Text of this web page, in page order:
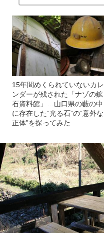
15年間めくられていないカレ
ンダーが残された「ナゾの鉱
石資料館」…山口県の藪の中
に存在した“光る石”の“意外な
正体”を探ってみた